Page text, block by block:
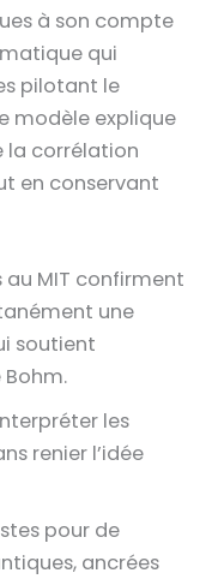
à son compte
qui
pilotant le
modèle explique
la corrélation
en conservant
au MIT confirment
une
soutient
les
renier l’idée
pour de
ancrées